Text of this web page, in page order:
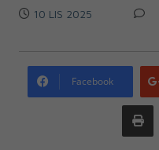
10 LIS 2025
Facebook